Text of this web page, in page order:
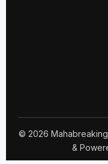
© 2026
&